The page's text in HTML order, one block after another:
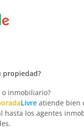
propiedad?
inmobiliario?
Livre atiende bien
hasta los agentes